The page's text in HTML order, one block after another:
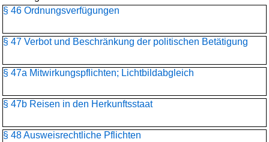
§ 46 Ordnungsverfügungen
§ 47 Verbot und Beschränkung der politischen Betätigung
§ 47a Mitwirkungspflichten; Lichtbildabgleich
§ 47b Reisen in den Herkunftsstaat
§ 48 Ausweisrechtliche Pflichten